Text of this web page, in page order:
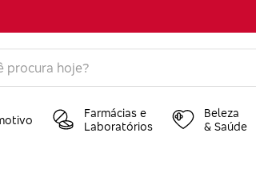
Farmácias e
Laboratórios
Beleza
& Saúde